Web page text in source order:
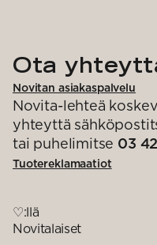
Ota
Novitan asiakaspalvelu
Novita-lehteä
yhteyttä
tai puhelimitse 03
Tuotereklamaatiot
♡:llä
Novitalaiset